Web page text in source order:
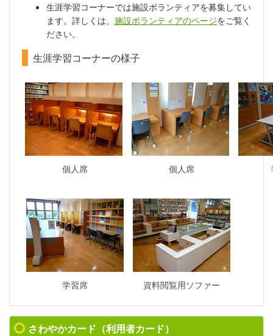
生涯学習コーナーでは施設ボランティアを募集してい
ます。詳しくは、 施設ボランティアのページをご覧く
ださい。
生涯学習コーナーの様子
個人席 個人席
学習席 資料閲覧用ソファー
さわやかカード（利用者カード）